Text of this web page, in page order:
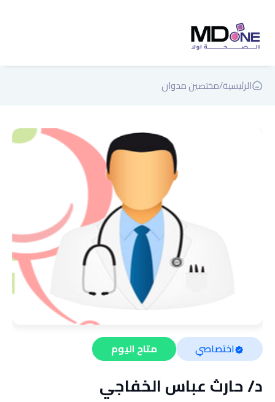
الرئيسية/مختصين مدوان
اختصاصي متاح اليوم
د/حارث عباس الخفاجي